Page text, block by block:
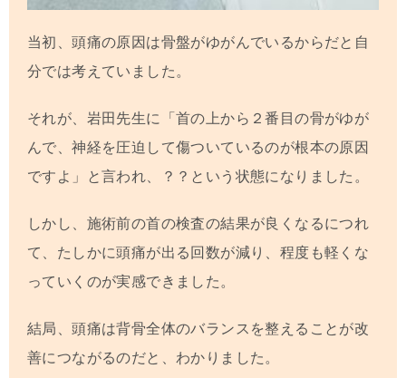
当初、頭痛の原因は骨盤がゆがんでいるからだと自
分では考えていました。
それが、岩田先生に「首の上から２番目の骨がゆが
んで、神経を圧迫して傷ついているのが根本の原因
ですよ」と言われ、？？という状態になりました。
しかし、施術前の首の検査の結果が良くなるにつれ
て、たしかに頭痛が出る回数が減り、程度も軽くな
っていくのが実感できました。
結局、頭痛は背骨全体のバランスを整えることが改
善につながるのだと、わかりました。